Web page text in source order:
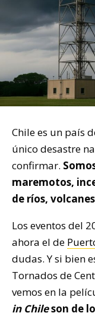
Chile es un país
único desastre
confirmar.
maremotos,
de ríos,
Los eventos del
ahora el de
dudas. Y si bien
Tornados de
vemos en la
in Chileson de